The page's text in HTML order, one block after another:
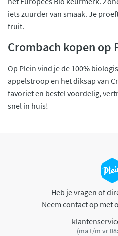
iets zuurder van smaak. Je
fruit.
Crombach kopen op
Op Plein vind je de 100%
appelstroop en het diksap van
favoriet en bestel voordelig,
snel in huis!
Heb je vragen of
Neem contact op met
(ma t/m vr